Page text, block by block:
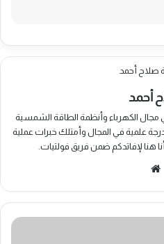
أحمد
الكهرباء وأنظمة الطاقة الشمسية
درجة علمية في المجال وأمتلك خبرات عملية
هنا لإفاتدكم ضمن فريق فولتيات.